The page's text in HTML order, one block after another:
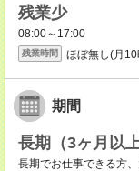
残業少
08:00～17:00
残業時間 ほぼ無し(月
期間
長期（3ヶ月以上
長期でお仕事できる方、